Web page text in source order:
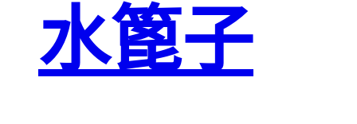
水篦子